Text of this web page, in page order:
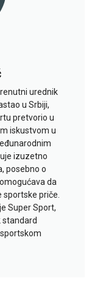
urednik
u Srbiji,
pretvorio u
iskustvom u
izuzetno
posebno o
da
priče.
Super Sport,
standard